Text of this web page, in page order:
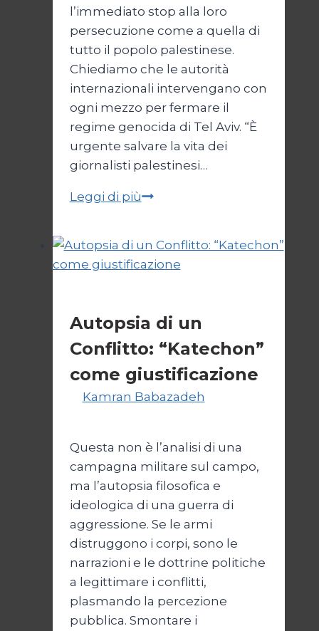
l’immediato stop alla loro
persecuzione come a quella di
tutto il popolo palestinese.
Chiediamo che le autorità
internazionali intervengano con
ogni mezzo per fermare il
regime genocida di Tel Aviv. “È
urgente salvare la vita dei
giornalisti palestinesi…
Leggi di piùGiornalisti,
da
Gaza
Autopsia di un
Conflitto: “Katechon”
come giustificazione
Kamran Babazadeh
Questa non è l’analisi di una
campagna militare sul campo,
ma l’autopsia filosofica e
ideologica di una guerra di
aggressione. Se le armi
distruggono i corpi, sono le
narrazioni e le dottrine politiche
a legittimare i conflitti,
plasmando la percezione
pubblica. Smontare i